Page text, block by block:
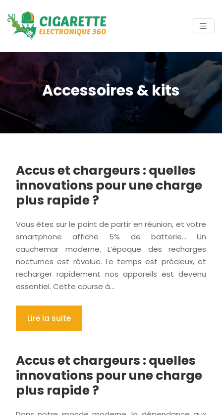
Accessoires & kits
Accus et chargeurs : quelles
innovations pour une charge
plus rapide ?
Vous êtes sur le point de partir en réunion, et votre
smartphone affiche 5% de batterie… Un
cauchemar moderne. L’époque des recharges
nocturnes est révolue. Le temps est précieux, et
recharger rapidement nos appareils est devenu
essentiel. Cette course à…
Lire la suite
Accus et chargeurs : quelles
innovations pour une charge
plus rapide ?